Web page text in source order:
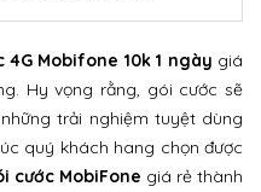
4G Mobifone 10k 1 ngày giá
Hy vọng rằng, gói cước sẽ
trải nghiệm tuyệt dùng
quý khách hang chọn được
cước MobiFone giá rẻ thành